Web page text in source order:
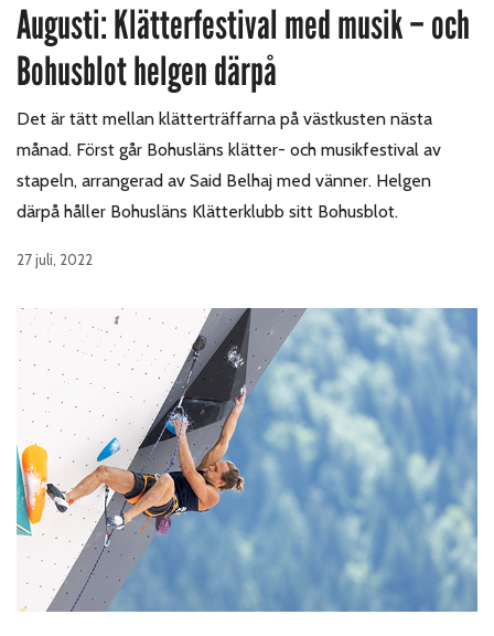
Augusti: Klätterfestival med musik – och
Bohusblot helgen därpå
Det är tätt mellan klätterträffarna på västkusten nästa
månad. Först går Bohusläns klätter- och musikfestival av
stapeln, arrangerad av Said Belhaj med vänner. Helgen
därpå håller Bohusläns Klätterklubb sitt Bohusblot.
27 juli, 2022